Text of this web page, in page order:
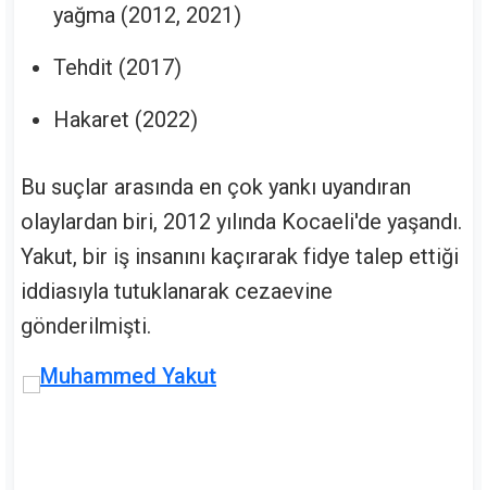
yağma (2012, 2021)
Tehdit (2017)
Hakaret (2022)
Bu suçlar arasında en çok yankı uyandıran
olaylardan biri, 2012 yılında Kocaeli'de yaşandı.
Yakut, bir iş insanını kaçırarak fidye talep ettiği
iddiasıyla tutuklanarak cezaevine
gönderilmişti.